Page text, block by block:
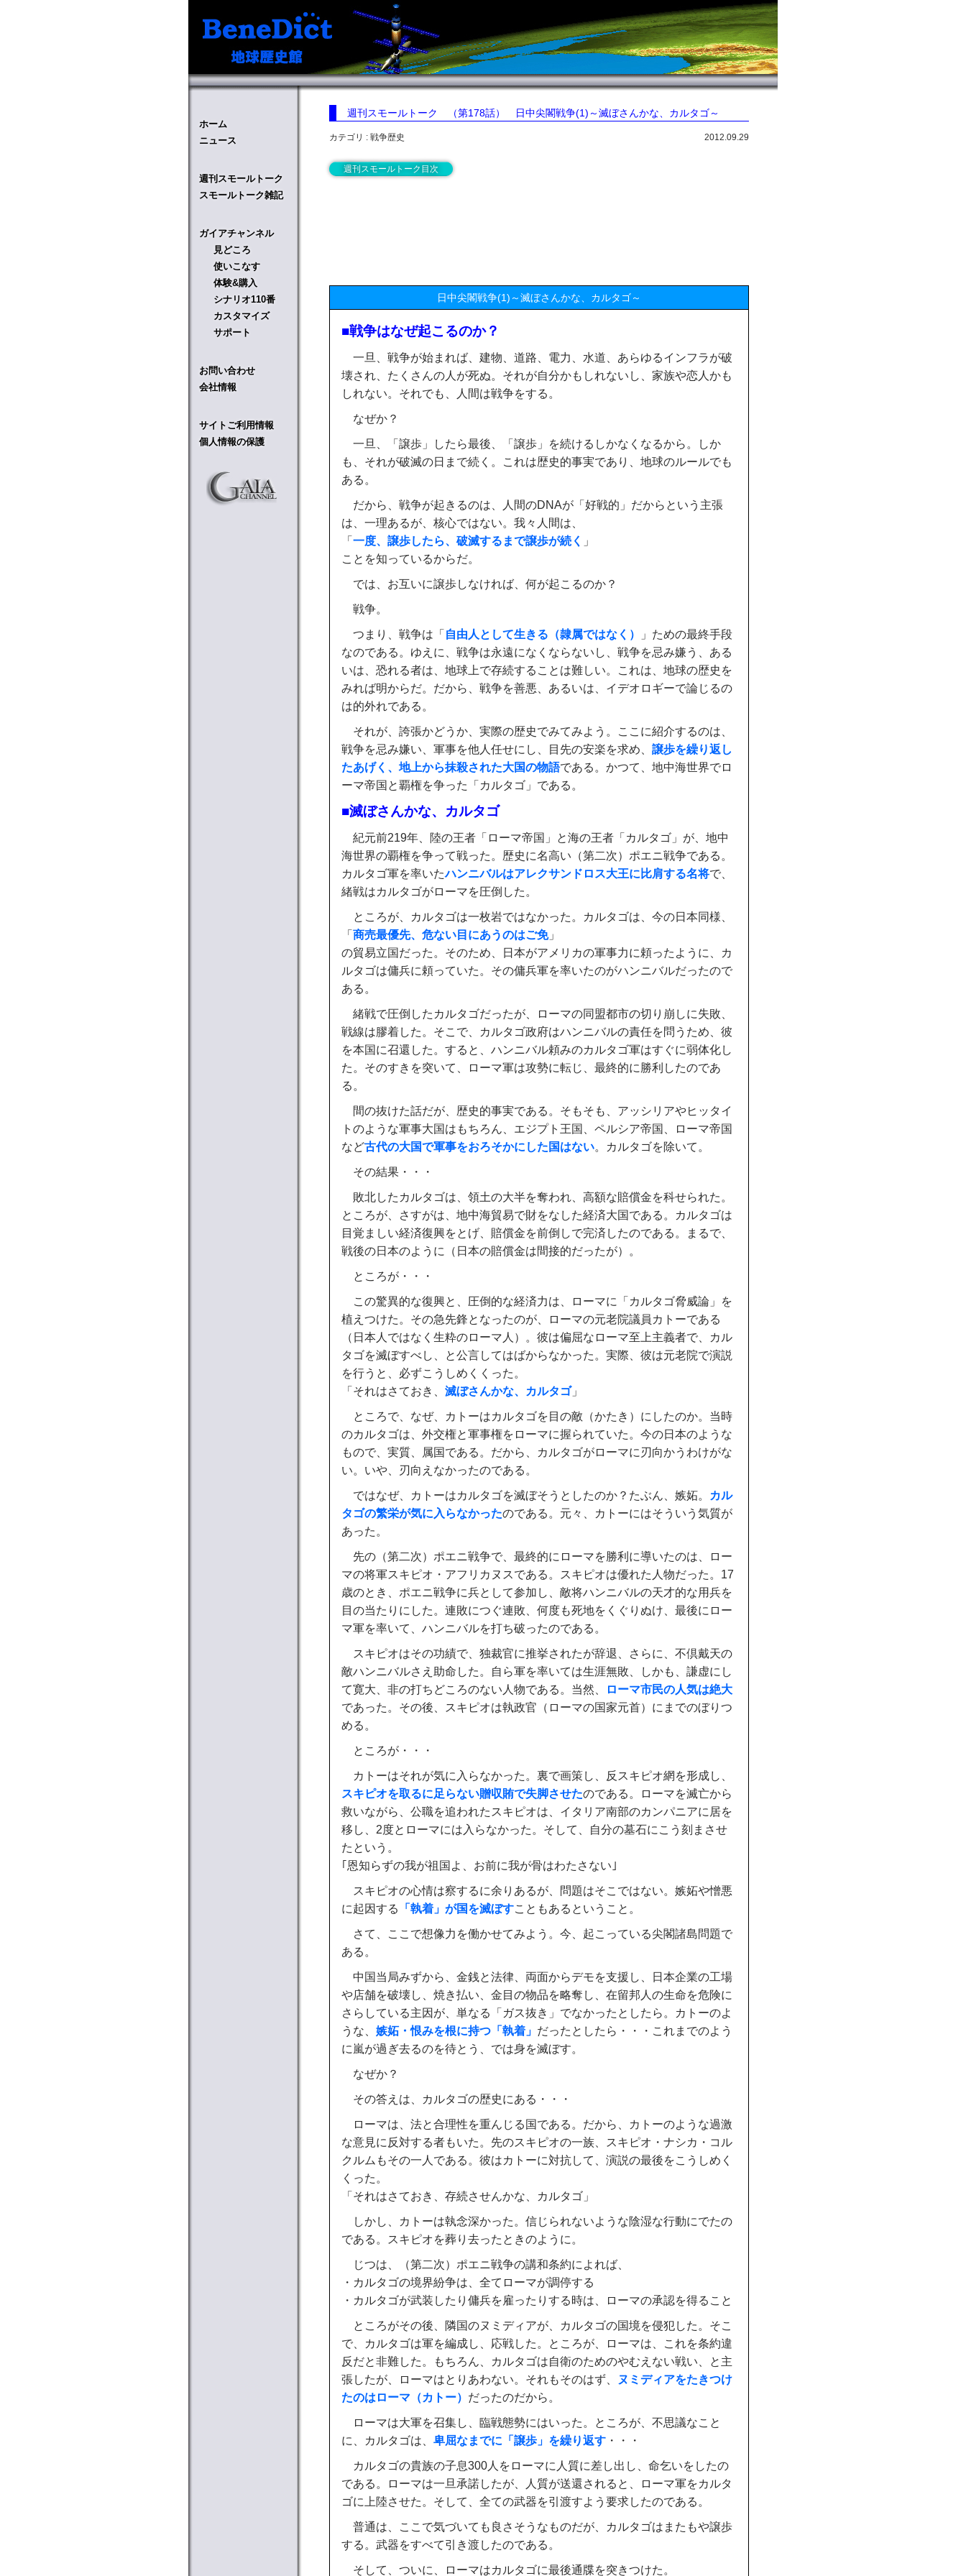
ホーム
ニュース
週刊スモールトーク
スモールトーク雑記
ガイアチャンネル
見どころ
使いこなす
体験&購入
シナリオ110番
カスタマイズ
サポート
お問い合わせ
会社情報
サイトご利用情報
個人情報の保護
週刊スモールトーク （第178話） 日中尖閣戦争(1)～滅ぼさんかな、カルタゴ～
カテゴリ : 戦争歴史 2012.09.29
週刊スモールトーク目次
日中尖閣戦争(1)～滅ぼさんかな、カルタゴ～
■戦争はなぜ起こるのか？
一旦、戦争が始まれば、建物、道路、電力、水道、あらゆるインフラが破
壊され、たくさんの人が死ぬ。それが自分かもしれないし、家族や恋人かも
しれない。それでも、人間は戦争をする。
なぜか？
一旦、「譲歩」したら最後、「譲歩」を続けるしかなくなるから。しか
も、それが破滅の日まで続く。これは歴史的事実であり、地球のルールでも
ある。
だから、戦争が起きるのは、人間のDNAが「好戦的」だからという主張
は、一理あるが、核心ではない。我々人間は、
「 一度、譲歩したら、破滅するまで譲歩が続く 」
ことを知っているからだ。
では、お互いに譲歩しなければ、何が起こるのか？
戦争。
つまり、戦争は「 自由人として生きる（隷属ではなく）
」ための最終手段
なのである。ゆえに、戦争は永遠になくならないし、戦争を忌み嫌う、ある
いは、恐れる者は、地球上で存続することは難しい。これは、地球の歴史を
みれば明からだ。だから、戦争を善悪、あるいは、イデオロギーで論じるの
は的外れである。
それが、誇張かどうか、実際の歴史でみてみよう。ここに紹介するのは、
戦争を忌み嫌い、軍事を他人任せにし、目先の安楽を求め、 譲歩を繰り返し
たあげく、地上から抹殺された大国の物語である。かつて、地中海世界でロ
ーマ帝国と覇権を争った「カルタゴ」である。
■滅ぼさんかな、カルタゴ
紀元前219年、陸の王者「ローマ帝国」と海の王者「カルタゴ」が、地中
海世界の覇権を争って戦った。歴史に名高い（第二次）ポエニ戦争である。
カルタゴ軍を率いたハンニバルはアレクサンドロス大王に比肩する名将で、
緒戦はカルタゴがローマを圧倒した。
ところが、カルタゴは一枚岩ではなかった。カルタゴは、今の日本同様、
「 商売最優先、危ない目にあうのはご免」
の貿易立国だった。そのため、日本がアメリカの軍事力に頼ったように、カ
ルタゴは傭兵に頼っていた。その傭兵軍を率いたのがハンニバルだったので
ある。
緒戦で圧倒したカルタゴだったが、ローマの同盟都市の切り崩しに失敗、
戦線は膠着した。そこで、カルタゴ政府はハンニバルの責任を問うため、彼
を本国に召還した。すると、ハンニバル頼みのカルタゴ軍はすぐに弱体化し
た。そのすきを突いて、ローマ軍は攻勢に転じ、最終的に勝利したのであ
る。
間の抜けた話だが、歴史的事実である。そもそも、アッシリアやヒッタイ
トのような軍事大国はもちろん、エジプト王国、ペルシア帝国、ローマ帝国
など古代の大国で軍事をおろそかにした国はない。カルタゴを除いて。
その結果・・・
敗北したカルタゴは、領土の大半を奪われ、高額な賠償金を科せられた。
ところが、さすがは、地中海貿易で財をなした経済大国である。カルタゴは
目覚ましい経済復興をとげ、賠償金を前倒しで完済したのである。まるで、
戦後の日本のように（日本の賠償金は間接的だったが）。
ところが・・・
この驚異的な復興と、圧倒的な経済力は、ローマに「カルタゴ脅威論」を
植えつけた。その急先鋒となったのが、ローマの元老院議員カトーである
（日本人ではなく生粋のローマ人）。彼は偏屈なローマ至上主義者で、カル
タゴを滅ぼすべし、と公言してはばからなかった。実際、彼は元老院で演説
を行うと、必ずこうしめくくった。
「それはさておき、 滅ぼさんかな、カルタゴ」
ところで、なぜ、カトーはカルタゴを目の敵（かたき）にしたのか。当時
のカルタゴは、外交権と軍事権をローマに握られていた。今の日本のような
もので、実質、属国である。だから、カルタゴがローマに刃向かうわけがな
い。いや、刃向えなかったのである。
ではなぜ、カトーはカルタゴを滅ぼそうとしたのか？たぶん、嫉妬。
カル
タゴの繁栄が気に入らなかったのである。元々、カトーにはそういう気質が
あった。
先の（第二次）ポエニ戦争で、最終的にローマを勝利に導いたのは、ロー
マの将軍スキピオ・アフリカヌスである。スキピオは優れた人物だった。17
歳のとき、ポエニ戦争に兵として参加し、敵将ハンニバルの天才的な用兵を
目の当たりにした。連敗につぐ連敗、何度も死地をくぐりぬけ、最後にロー
マ軍を率いて、ハンニバルを打ち破ったのである。
スキピオはその功績で、独裁官に推挙されたが辞退、さらに、不倶戴天の
敵ハンニバルさえ助命した。自ら軍を率いては生涯無敗、しかも、謙虚にし
て寛大、非の打ちどころのない人物である。当然、
ローマ市民の人気は絶大
であった。その後、スキピオは執政官（ローマの国家元首）にまでのぼりつ
める。
ところが・・・
カトーはそれが気に入らなかった。裏で画策し、反スキピオ網を形成し、
スキピオを取るに足らない贈収賄で失脚させたのである。ローマを滅亡から
救いながら、公職を追われたスキピオは、イタリア南部のカンパニアに居を
移し、2度とローマには入らなかった。そして、自分の墓石にこう刻まさせ
たという。
｢恩知らずの我が祖国よ、お前に我が骨はわたさない｣
スキピオの心情は察するに余りあるが、問題はそこではない。嫉妬や憎悪
に起因する
「執着」が国を滅ぼすこともあるということ。
さて、ここで想像力を働かせてみよう。今、起こっている尖閣諸島問題で
ある。
中国当局みずから、金銭と法律、両面からデモを支援し、日本企業の工場
や店舗を破壊し、焼き払い、金目の物品を略奪し、在留邦人の生命を危険に
さらしている主因が、単なる「ガス抜き」でなかったとしたら。カトーのよ
うな、 嫉妬・恨みを根に持つ「執着」 だったとしたら・・・これまでのよう
に嵐が過ぎ去るのを待とう、では身を滅ぼす。
なぜか？
その答えは、カルタゴの歴史にある・・・
ローマは、法と合理性を重んじる国である。だから、カトーのような過激
な意見に反対する者もいた。先のスキピオの一族、スキピオ・ナシカ・コル
クルムもその一人である。彼はカトーに対抗して、演説の最後をこうしめく
くった。
「それはさておき、存続させんかな、カルタゴ」
しかし、カトーは執念深かった。信じられないような陰湿な行動にでたの
である。スキピオを葬り去ったときのように。
じつは、（第二次）ポエニ戦争の講和条約によれば、
・カルタゴの境界紛争は、全てローマが調停する
・カルタゴが武装したり傭兵を雇ったりする時は、ローマの承認を得ること
ところがその後、隣国のヌミディアが、カルタゴの国境を侵犯した。そこ
で、カルタゴは軍を編成し、応戦した。ところが、ローマは、これを条約違
反だと非難した。もちろん、カルタゴは自衛のためのやむえない戦い、と主
張したが、ローマはとりあわない。それもそのはず、
ヌミディアをたきつけ
たのはローマ（カトー） だったのだから。
ローマは大軍を召集し、臨戦態勢にはいった。ところが、不思議なこと
に、カルタゴは、 卑屈なまでに「譲歩」を繰り返す ・・・
カルタゴの貴族の子息300人をローマに人質に差し出し、命乞いをしたの
である。ローマは一旦承諾したが、人質が送還されると、ローマ軍をカルタ
ゴに上陸させた。そして、全ての武器を引渡すよう要求したのである。
普通は、ここで気づいても良さそうなものだが、カルタゴはまたもや譲歩
する。武器をすべて引き渡したのである。
そして、ついに、ローマはカルタゴに最後通牒を突きつけた。